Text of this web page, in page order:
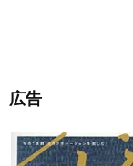
広告